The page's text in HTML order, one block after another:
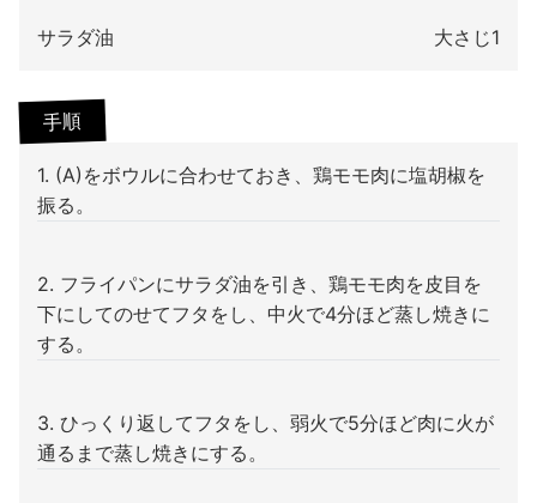
サラダ油 大さじ1
手順
1. (A)をボウルに合わせておき、鶏モモ肉に塩胡椒を
振る。
2. フライパンにサラダ油を引き、鶏モモ肉を皮目を
下にしてのせてフタをし、中火で4分ほど蒸し焼きに
する。
3. ひっくり返してフタをし、弱火で5分ほど肉に火が
通るまで蒸し焼きにする。